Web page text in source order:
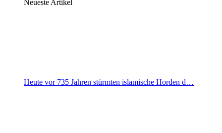
Neueste Artikel
Heute vor 735 Jahren stürmten islamische Horden d…